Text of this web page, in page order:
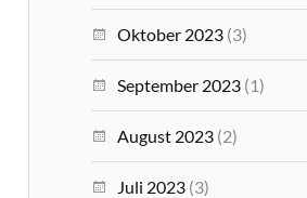
Oktober 2023 (3)
September 2023 (1)
August 2023 (2)
Juli 2023 (3)